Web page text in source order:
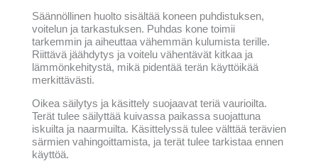
Säännöllinen huolto sisältää koneen puhdistuksen,
voitelun ja tarkastuksen. Puhdas kone toimii
tarkemmin ja aiheuttaa vähemmän kulumista terille.
Riittävä jäähdytys ja voitelu vähentävät kitkaa ja
lämmönkehitystä, mikä pidentää terän käyttöikää
merkittävästi.
Oikea säilytys ja käsittely suojaavat teriä vaurioilta.
Terät tulee säilyttää kuivassa paikassa suojattuna
iskuilta ja naarmuilta. Käsittelyssä tulee välttää terävien
särmien vahingoittamista, ja terät tulee tarkistaa ennen
käyttöä.